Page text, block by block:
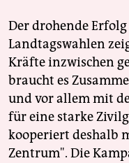
Der drohende
Landtagswahlen
Kräfte inzwischen
braucht es
und vor allem mit
für eine starke
kooperiert deshalb
Zentrum". Die